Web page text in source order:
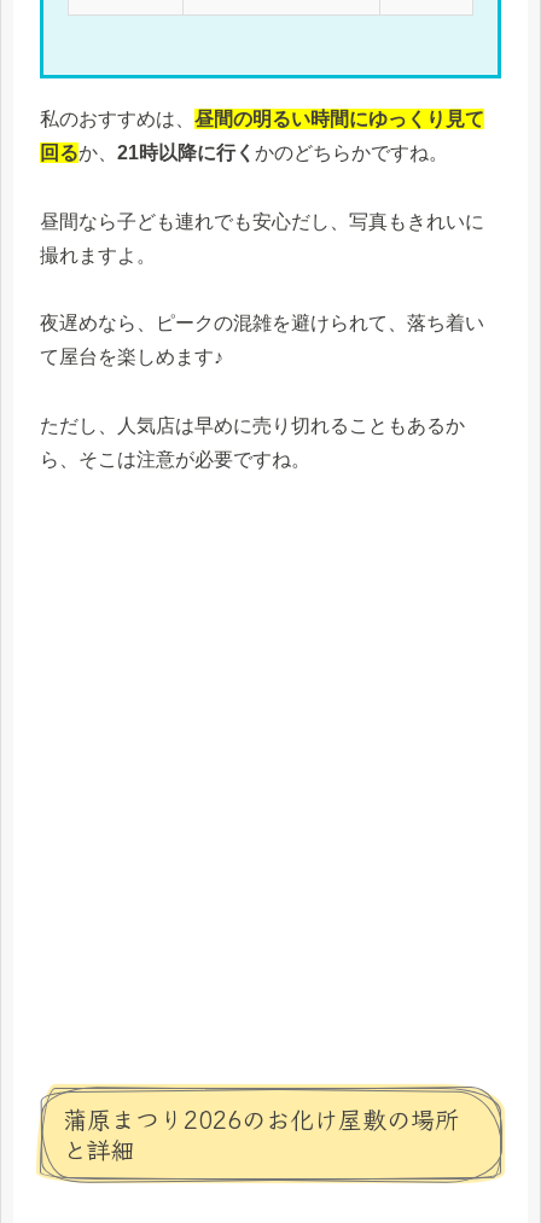
私のおすすめは、 昼間の明るい時間にゆっくり見て
回るか、 21時以降に行く かのどちらかですね。
昼間なら子ども連れでも安心だし、写真もきれいに
撮れますよ。
夜遅めなら、ピークの混雑を避けられて、落ち着い
て屋台を楽しめます♪
ただし、人気店は早めに売り切れることもあるか
ら、そこは注意が必要ですね。
蒲原まつり2026のお化け屋敷の場所
と詳細